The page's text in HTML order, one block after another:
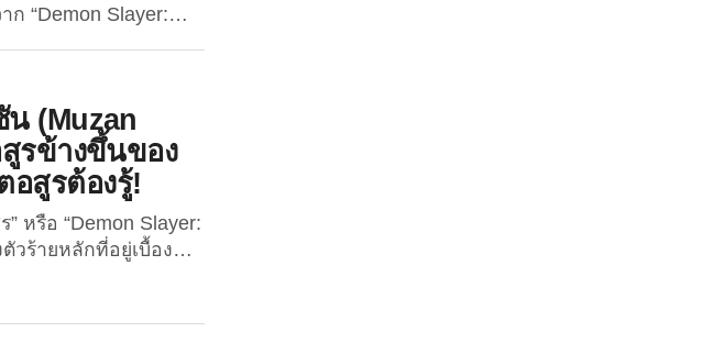
“Demon Slayer:
ชื่อว่า
หมู่แฟนอนิเมะอย่าง
(Muzan
รข้างขึ้นของ
สูรต้องรู้!
หรือ “Demon Slayer:
วร้ายหลักที่อยู่เบื้อง
ยืนยงนับพันปี อีกทั้งยัง